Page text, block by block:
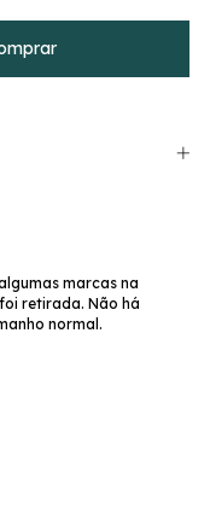
marcas na
retirada. Não há
normal.